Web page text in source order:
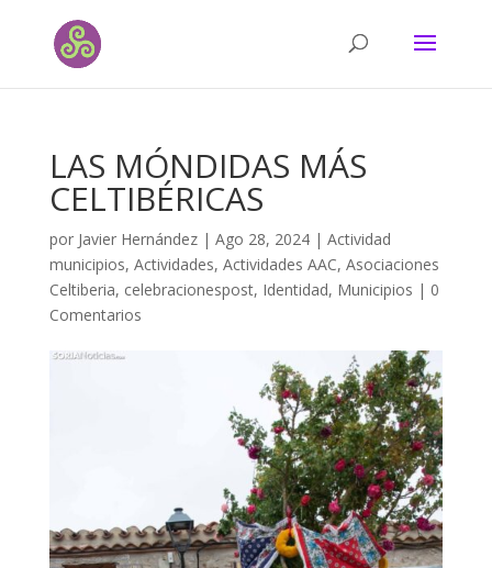
LAS MÓNDIDAS MÁS
CELTIBÉRICAS
por Javier Hernández| Ago 28, 2024| Actividad
municipios, Actividades, Actividades AAC, Asociaciones
Celtiberia, celebracionespost, Identidad, Municipios | 0
Comentarios